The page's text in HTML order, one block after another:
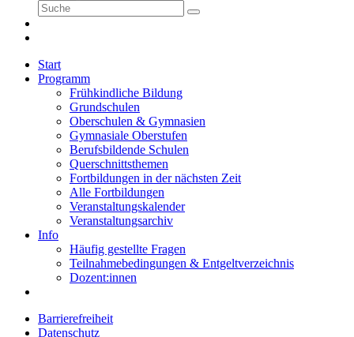
Start
Programm
Frühkindliche Bildung
Grundschulen
Oberschulen & Gymnasien
Gymnasiale Oberstufen
Berufsbildende Schulen
Querschnittsthemen
Fortbildungen in der nächsten Zeit
Alle Fortbildungen
Veranstaltungskalender
Veranstaltungsarchiv
Info
Häufig gestellte Fragen
Teilnahmebedingungen & Entgeltverzeichnis
Dozent:innen
Barrierefreiheit
Datenschutz